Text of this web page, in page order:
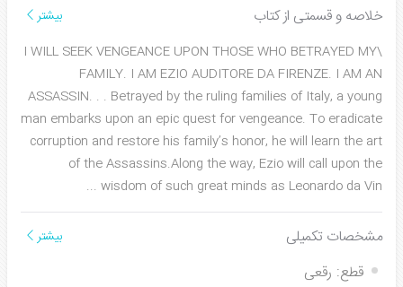
خلاصه و قسمتی از کتاب
بیشتر
\I WILL SEEK VENGEANCE UPON THOSE WHO BETRAYED MY
FAMILY. I AM EZIO AUDITORE DA FIRENZE. I AM AN
ASSASSIN. . . Betrayed by the ruling families of Italy, a young
man embarks upon an epic quest for vengeance. To eradicate
corruption and restore his family’s honor, he will learn the art
of the Assassins.Along the way, Ezio will call upon the
wisdom of such great minds as Leonardo da Vin
...
مشخصات تکمیلی بیشتر
قطع: رقعی